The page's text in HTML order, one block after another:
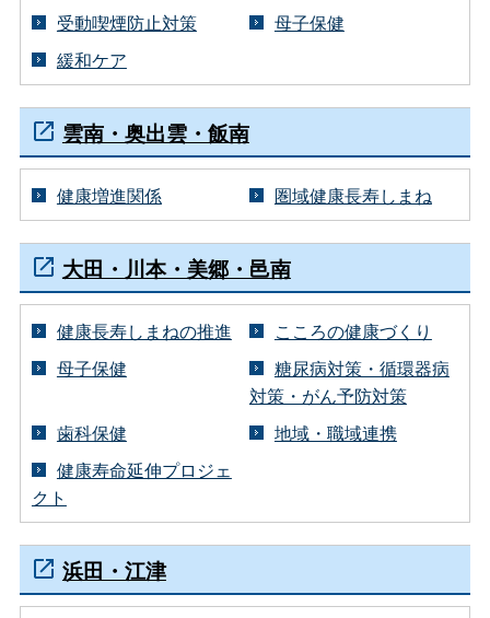
受動喫煙防止対策
母子保健
緩和ケア
雲南・奥出雲・飯南
健康増進関係 圏域健康長寿しまね
大田・川本・美郷・邑南
健康長寿しまねの推進
こころの健康づくり
母子保健
糖尿病対策・循環器病
対策・がん予防対策
歯科保健
地域・職域連携
健康寿命延伸プロジェ
クト
浜田・江津